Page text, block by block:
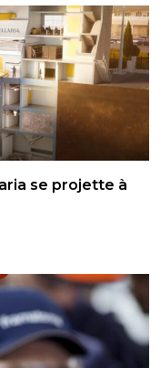
se projette à